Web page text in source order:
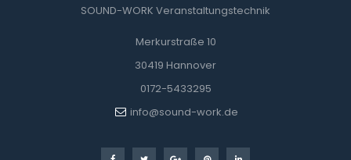
SOUND-WORK Veranstaltungstechnik
Merkurstraße 10
30419 Hannover
0172-5433295
info@sound-work.de